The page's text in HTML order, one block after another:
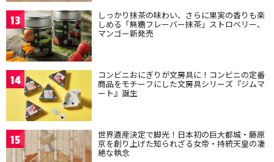
13 しっかり抹茶の味わい、さらに果実の香りも楽
しめる「無糖フレーバー抹茶」ストロベリー、
マンゴー新発売
14 コンビニおにぎりが文房具に！コンビニの定番
商品をモチーフにした文房具シリーズ『ジムマ
ート』誕生
15 世界遺産決定で脚光！日本初の巨大都城・藤原
京を創り上げた知られざる女帝・持統天皇の凄
絶な執念